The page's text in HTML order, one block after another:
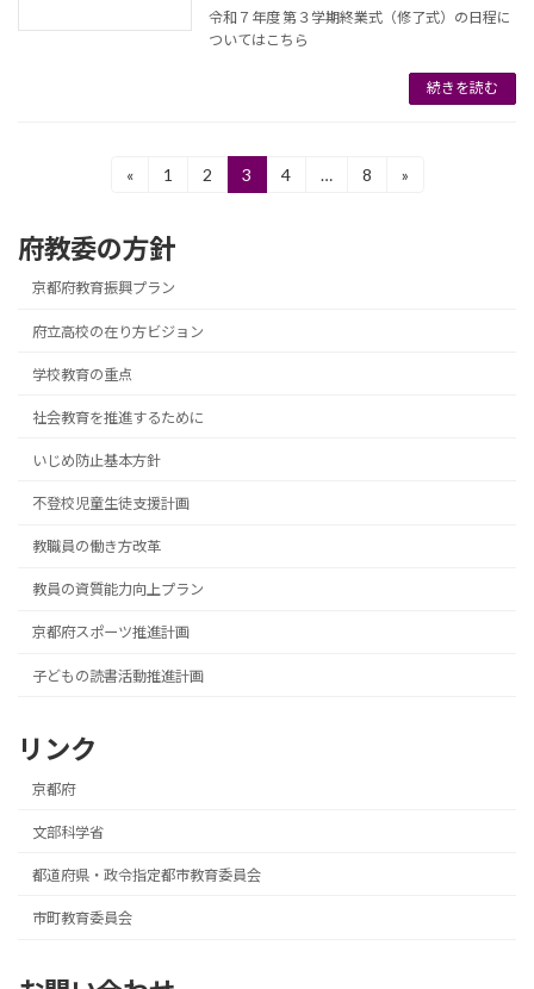
令和７年度 第３学期終業式（修了式）の日程に
ついてはこちら
続きを読む
の
ペ
ー
ジ
送
り
«
固
ー
1
固
2
固
定
3
固
4 …
固
8 »
府教委の方針
京都府教育振興プラン
府立高校の在り方ビジョン
学校教育の重点
社会教育を推進するために
いじめ防止基本方針
不登校児童生徒支援計画
教職員の働き方改革
教員の資質能力向上プラン
京都府スポーツ推進計画
子どもの読書活動推進計画
リンク
京都府
文部科学省
都道府県・政令指定都市教育委員会
市町教育委員会